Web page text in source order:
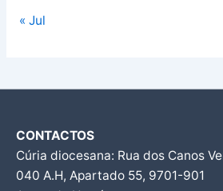
« Jul
CONTACTOS
Cúria diocesana: Rua dos Canos
040 A.H, Apartado 55, 9701-901